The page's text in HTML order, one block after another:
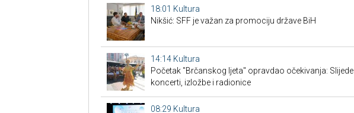
18:01 Kultura
Nikšić: SFF je važan za promociju države BiH
14:14 Kultura
Početak "Brčanskog ljeta" opravdao očekivanja: Slijede
koncerti, izložbe i radionice
08:29 Kultura